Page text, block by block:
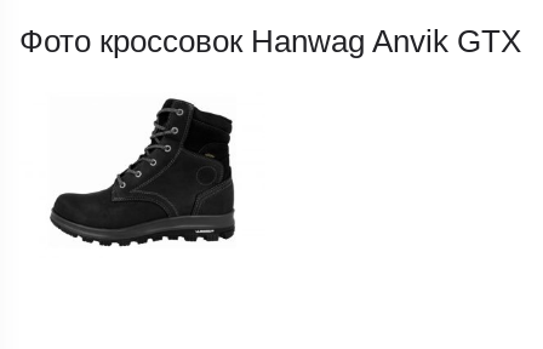
Фото кроссовок Hanwag Anvik GTX